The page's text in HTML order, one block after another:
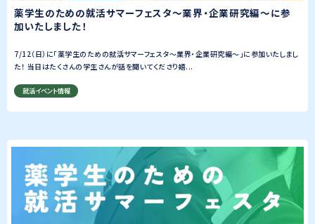
薬学生のための就活サマーフェスタ〜業界・企業研究編～に参
加いたしました！
7/12（日）に「薬学生のための就活サマーフェスタ〜業界・企業研究編～」に参加いたしまし
た！ 当日はたくさんの学生さんが話を聞いてくださり嬉...
就活イベント情報